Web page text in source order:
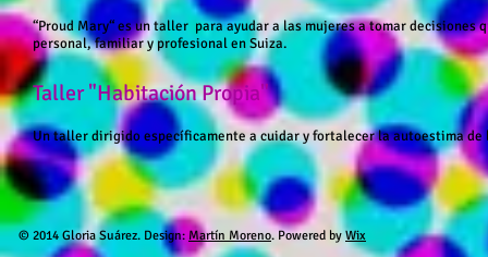
“Proud Mary“ es un taller para ayudar a las mujeres a tomar decisiones
personal, familiar y profesional en Suiza.
Taller "Habitación Propia"
Un taller dirigido específicamente a cuidar y fortalecer la autoestima de
​© 2014 Gloria Suárez. Design: Martín Moreno. Powered byWix